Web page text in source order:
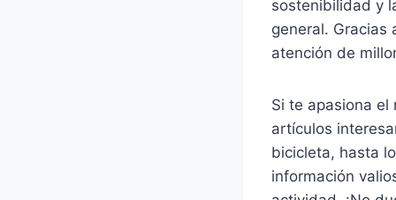
sostenibilidad y
general. Gracias
atención de
Si te apasiona
artículos
bicicleta, hasta
información